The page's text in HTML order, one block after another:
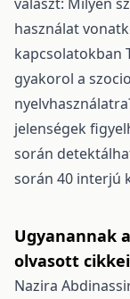
használat
kapcsolatokban
gyakorol a
jelenségek
során
során 40 interjú
Ugyanannak
olvasott cikkei
Nazira